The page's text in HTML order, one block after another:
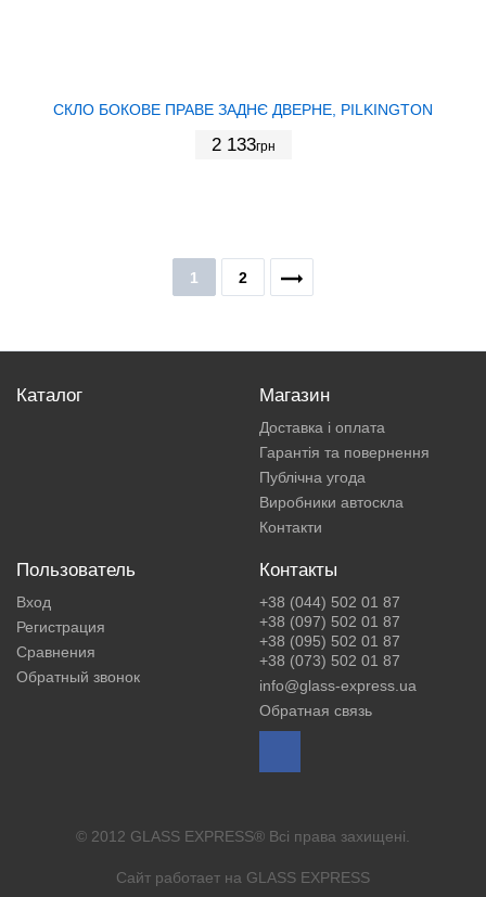
СКЛО БОКОВЕ ПРАВЕ ЗАДНЄ ДВЕРНЕ, PILKINGTON
2 133грн
1 2
Каталог Магазин
Доставка і оплата
Гарантія та повернення
Публічна угода
Виробники автоскла
Контакти
Пользователь
Вход
Регистрация
Сравнения
Обратный звонок
Контакты
+38 (044) 502 01 87
+38 (097) 502 01 87
+38 (095) 502 01 87
+38 (073) 502 01 87
info@glass-express.ua
Обратная связь
© 2012 GLASS EXPRESS® Всі права захищені.
Сайт работает на GLASS EXPRESS